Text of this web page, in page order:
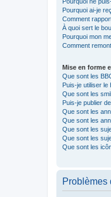
Pourquoi ai-je
Comment
À quoi sert le
Pourquoi mon
Comment
Mise en forme
Que sont les
Puis-je utiliser le
Que sont les
Puis-je publier
Que sont les
Que sont les
Que sont les
Que sont les
Que sont les
Problèmes